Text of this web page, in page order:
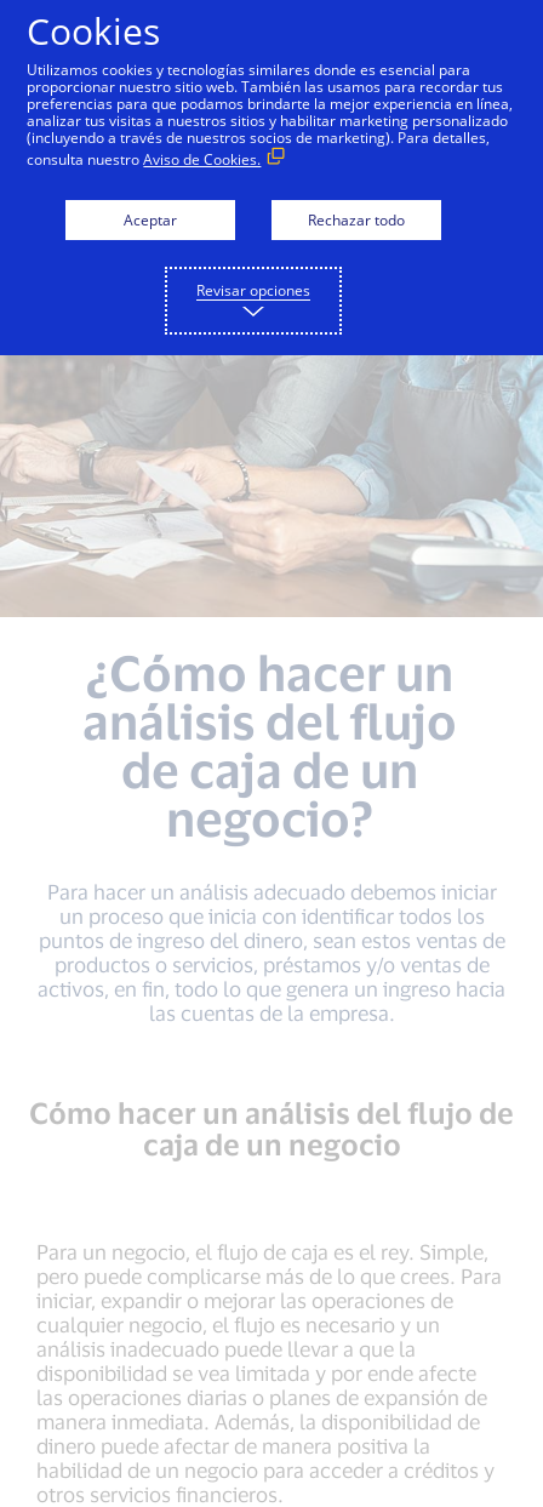
¿Cómo hacer un
análisis del flujo
de caja de un
negocio?
Para hacer un análisis adecuado debemos iniciar
un proceso que inicia con identificar todos los
puntos de ingreso del dinero, sean estos ventas de
productos o servicios, préstamos y/o ventas de
activos, en fin, todo lo que genera un ingreso hacia
las cuentas de la empresa.
Cómo hacer un análisis del flujo de
caja de un negocio
Para un negocio, el flujo de caja es el rey. Simple,
pero puede complicarse más de lo que crees. Para
iniciar, expandir o mejorar las operaciones de
cualquier negocio, el flujo es necesario y un
análisis inadecuado puede llevar a que la
disponibilidad se vea limitada y por ende afecte
las operaciones diarias o planes de expansión de
manera inmediata. Además, la disponibilidad de
dinero puede afectar de manera positiva la
habilidad de un negocio para acceder a créditos y
otros servicios financieros.
Cookies
Utilizamos cookies y tecnologías similares donde es esencial para
proporcionar nuestro sitio web. También las usamos para recordar tus
preferencias para que podamos brindarte la mejor experiencia en línea,
analizar tus visitas a nuestros sitios y habilitar marketing personalizado
(incluyendo a través de nuestros socios de marketing). Para detalles,
consulta nuestroAviso de Cookies.
Aceptar Rechazar todo
Revisar opciones